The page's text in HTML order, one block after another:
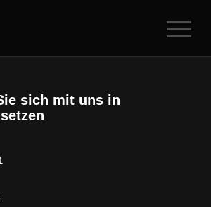
sich mit uns in